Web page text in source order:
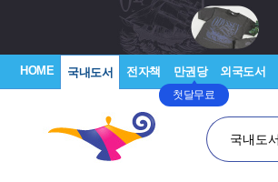
HOME 국내도서 전자책 만권당
첫달무료
외국도서
국내도